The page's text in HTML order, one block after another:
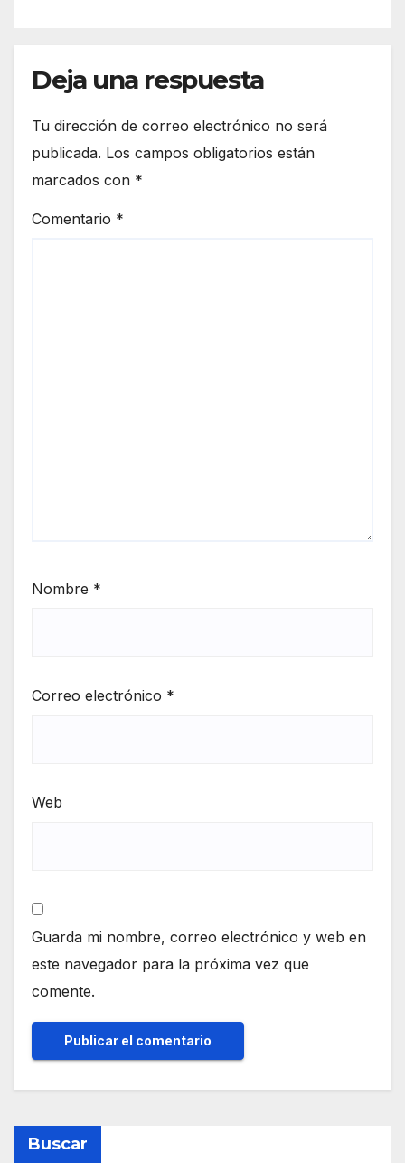
Deja una respuesta
Tu dirección de correo electrónico no será
publicada. Los campos obligatorios están
marcados con *
Comentario *
Nombre *
Correo electrónico *
Web
Guarda mi nombre, correo electrónico y web en
este navegador para la próxima vez que
comente.
Buscar